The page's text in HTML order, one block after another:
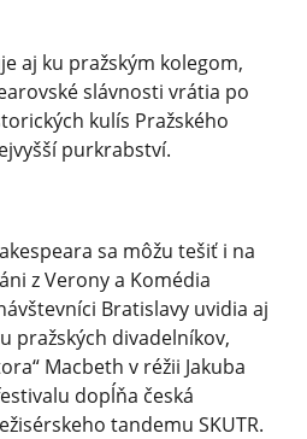
aj ku pražským kolegom,
slávnosti vrátia po
kulís Pražského
purkrabství.
sa môžu tešiť i na
z Verony a Komédia
Bratislavy uvidia aj
pražských divadelníkov,
Macbeth v réžii Jakuba
dopĺňa česká
tandemu SKUTR.